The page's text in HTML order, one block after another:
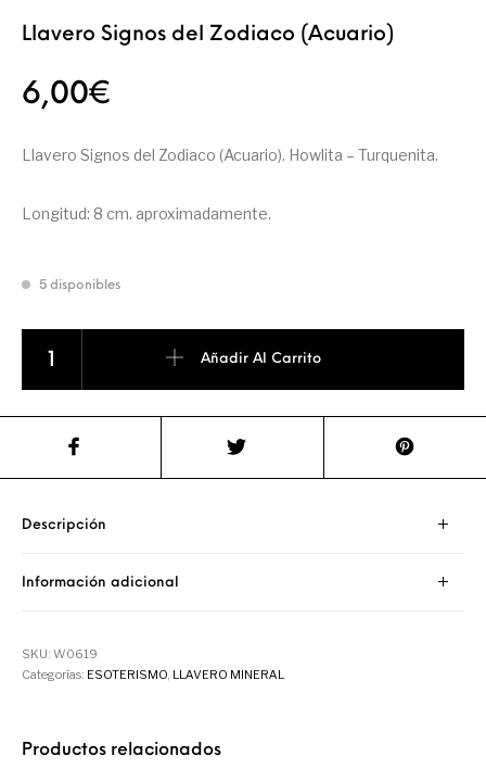
Llavero Signos del Zodiaco (Acuario)
6,00€
Llavero Signos del Zodiaco (Acuario). Howlita – Turquenita.
Longitud: 8 cm. aproximadamente.
5 disponibles
Añadir Al Carrito
Descripción
Información adicional
SKU:W0619
Categorías: ESOTERISMO, LLAVERO MINERAL
Productos relacionados